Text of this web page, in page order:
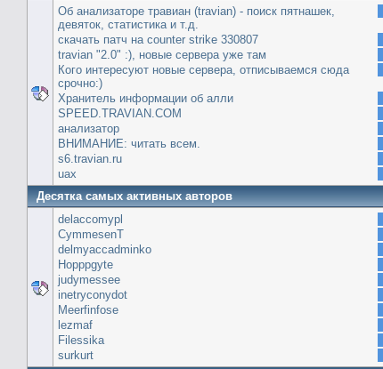
Об анализаторе травиан (travian) - поиск пятнашек,
девяток, статистика и т.д.
скачать патч на сounter strike 330807
travian "2.0" :), новые сервера уже там
Кого интересуют новые сервера, отписываемся сюда
срочно:)
Хранитель информации об алли
SPEED.TRAVIAN.COM
анализатор
ВНИМАНИЕ: читать всем.
s6.travian.ru
uax
Десятка самых активных авторов
delaccomypl
CymmesenT
delmyaccadminko
Hopppgyte
judymessee
inetryconydot
Meerfinfose
lezmaf
Filessika
surkurt